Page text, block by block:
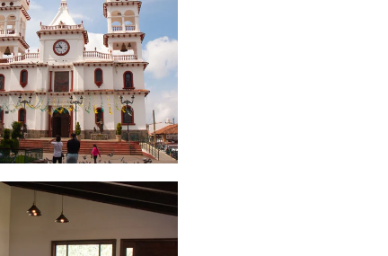
unas vacaciones
en una de nuestras
tenemos para ti,
en medio del bosque
las comodidades para
inolvidable.
se encuentra en